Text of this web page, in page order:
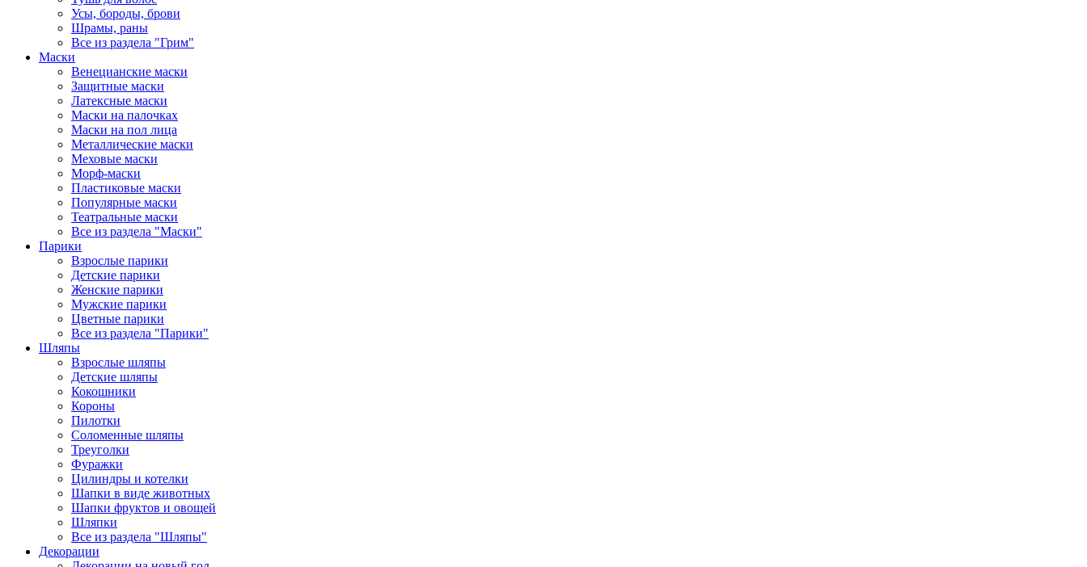
Усы, бороды, брови
Шрамы, раны
Все из раздела "Грим"
Маски
Венецианские маски
Защитные маски
Латексные маски
Маски на палочках
Маски на пол лица
Металлические маски
Меховые маски
Морф-маски
Пластиковые маски
Популярные маски
Театральные маски
Все из раздела "Маски"
Парики
Взрослые парики
Детские парики
Женские парики
Мужские парики
Цветные парики
Все из раздела "Парики"
Шляпы
Взрослые шляпы
Детские шляпы
Кокошники
Короны
Пилотки
Соломенные шляпы
Треуголки
Фуражки
Цилиндры и котелки
Шапки в виде животных
Шапки фруктов и овощей
Шляпки
Все из раздела "Шляпы"
Декорации